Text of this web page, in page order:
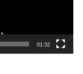
01:32